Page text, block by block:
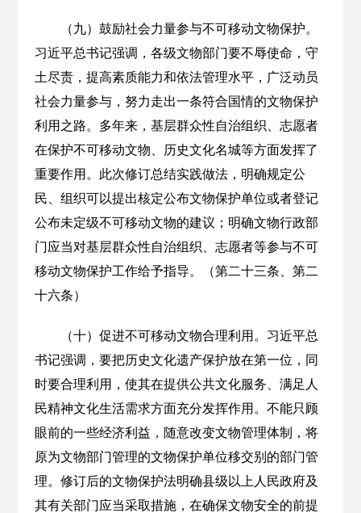
（九）鼓励社会力量参与不可移动文物保护。
习近平总书记强调，各级文物部门要不辱使命，守
土尽责，提高素质能力和依法管理水平，广泛动员
社会力量参与，努力走出一条符合国情的文物保护
利用之路。多年来，基层群众性自治组织、志愿者
在保护不可移动文物、历史文化名城等方面发挥了
重要作用。此次修订总结实践做法，明确规定公
民、组织可以提出核定公布文物保护单位或者登记
公布未定级不可移动文物的建议；明确文物行政部
门应当对基层群众性自治组织、志愿者等参与不可
移动文物保护工作给予指导。（第二十三条、第二
十六条）
（十）促进不可移动文物合理利用。习近平总
书记强调，要把历史文化遗产保护放在第一位，同
时要合理利用，使其在提供公共文化服务、满足人
民精神文化生活需求方面充分发挥作用。不能只顾
眼前的一些经济利益，随意改变文物管理体制，将
原为文物部门管理的文物保护单位移交别的部门管
理。修订后的文物保护法明确县级以上人民政府及
其有关部门应当采取措施，在确保文物安全的前提